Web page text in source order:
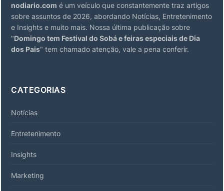
nodiario.com é um veículo que constantemente traz artigos
sobre assuntos de 2026, abordando Notícias, Entretenimento
e Insights e muito mais. Nossa última publicação sobre
"Domingo tem Festival do Sobá e feiras especiais de Dia
dos Pais" tem chamado atenção, vale a pena conferir.
CATEGORIAS
Notícias
Entretenimento
Insights
Marketing